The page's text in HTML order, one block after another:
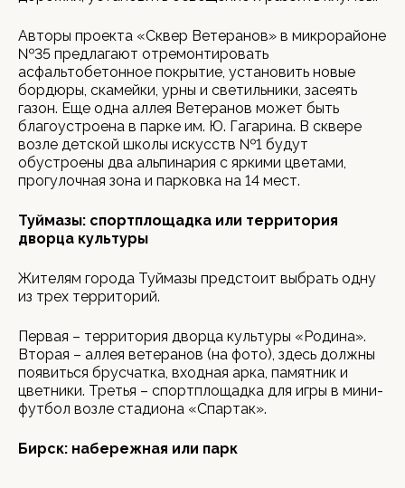
Авторы проекта «Сквер Ветеранов» в микрорайоне
№35 предлагают отремонтировать
асфальтобетонное покрытие, установить новые
бордюры, скамейки, урны и светильники, засеять
газон. Еще одна аллея Ветеранов может быть
благоустроена в парке им. Ю. Гагарина. В сквере
возле детской школы искусств №1 будут
обустроены два альпинария с яркими цветами,
прогулочная зона и парковка на 14 мест.
Туймазы: спортплощадка или территория
дворца культуры
Жителям города Туймазы предстоит выбрать одну
из трех территорий.
Первая – территория дворца культуры «Родина».
Вторая – аллея ветеранов (на фото), здесь должны
появиться брусчатка, входная арка, памятник и
цветники. Третья – спортплощадка для игры в мини-
футбол возле стадиона «Спартак».
Бирск: набережная или парк